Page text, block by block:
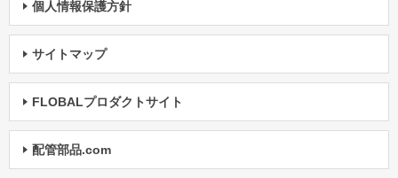
個人情報保護方針
サイトマップ
FLOBALプロダクトサイト
配管部品.com